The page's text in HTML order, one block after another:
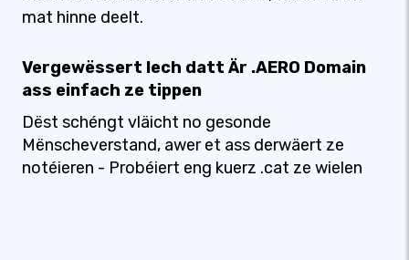
mat hinne deelt.
Vergewëssert Iech datt Är .AERO Domain
ass einfach ze tippen
Dëst schéngt vläicht no gesonde
Mënscheverstand, awer et ass derwäert ze
notéieren - Probéiert eng kuerz .cat ze wielen